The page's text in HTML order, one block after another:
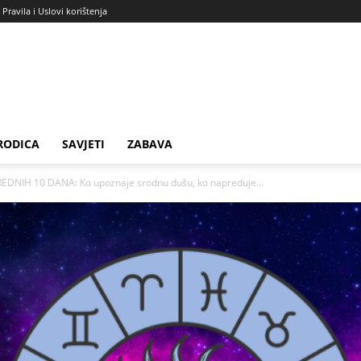
Pravila i Uslovi korištenja
SAVJETI ZABAVA
10 DANA: Ko upoznaje srodnu dušu, ko napreduje...